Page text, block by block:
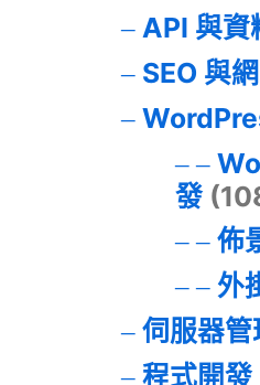
API 與資
SEO 與
發
佈
外
伺服器管
程式開發